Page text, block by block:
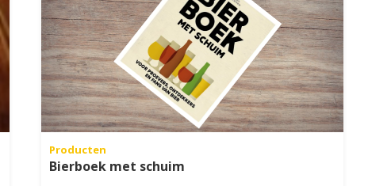
Producten
Bierboek met schuim